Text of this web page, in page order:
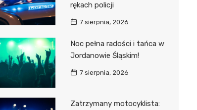
rękach policji
7 sierpnia, 2026
Noc pełna radości i tańca w
Jordanowie Śląskim!
7 sierpnia, 2026
Zatrzymany motocyklista: